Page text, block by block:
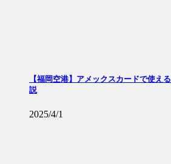
【福岡空港】アメックスカードで使え
説
2025/4/1